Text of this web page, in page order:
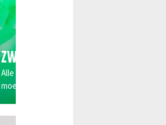
ZWANGERSCHAPSVERLOF
Alle soorten verlof die je krijgt als (bijna)
moeder